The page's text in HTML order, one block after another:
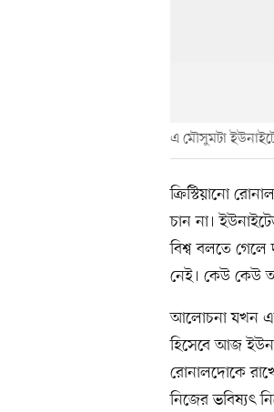
এ মৌসুমটা
ক্রিস্টিয়ানো
চান না।
বিশ্ব বলতে
নেই। কেউ কেউ
আলোচনা যখন
হিসেবে আজ
রোনালদোকে
নিজের ভবিষ্যৎ